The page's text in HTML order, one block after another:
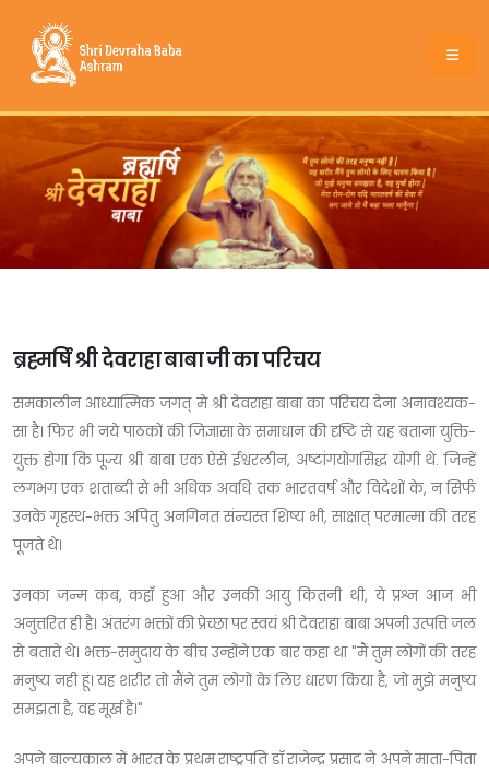
ब्रह्मर्षि श्री देवराहा बाबा जी का परिचय
समकालीन आध्यात्मिक जगत् मे श्री देवराहा बाबा का परिचय देना अनावश्यक-
सा है। फिर भी नये पाठकों की जिज्ञासा के समाधान की दृष्टि से यह बताना युक्ति-
युक्त होगा कि पूज्य श्री बाबा एक ऐसे ईश्वरलीन, अष्टांगयोगसिद्ध योगी थे. जिन्हें
लगभग एक शताब्दी से भी अधिक अवधि तक भारतवर्ष और विदेशों के, न सिर्फ
उनके गृहस्थ-भक्त अपितु अनगिनत संन्यस्त शिष्य भी, साक्षात् परमात्मा की तरह
पूजते थे।
उनका जन्म कब, कहाँ हुआ और उनकी आयु कितनी थी, ये प्रश्न आज भी
अनुत्तरित ही है। अंतरंग भक्तों की प्रेच्छा पर स्वयं श्री देवराहा बाबा अपनी उत्पत्ति जल
से बताते थे। भक्त-समुदाय के बीच उन्होंने एक बार कहा था "मैं तुम लोगों की तरह
मनुष्य नही हूं। यह शरीर तो मैंने तुम लोगों के लिए धारण किया है, जो मुझे मनुष्य
समझता है, वह मूर्ख है।"
अपने बाल्यकाल में भारत के प्रथम राष्ट्रपति डॉ राजेन्द्र प्रसाद ने अपने माता-पिता